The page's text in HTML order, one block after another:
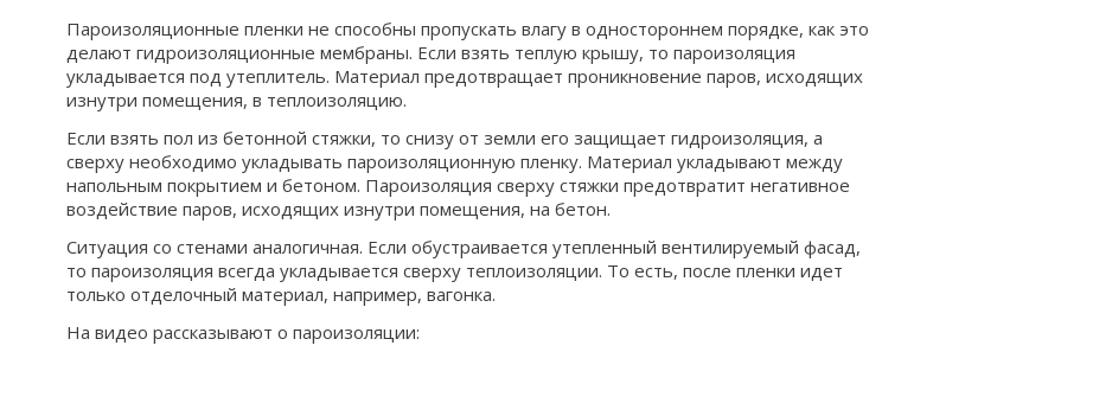
Пароизоляционные пленки не способны пропускать влагу в одностороннем порядке, как это
делают гидроизоляционные мембраны. Если взять теплую крышу, то пароизоляция
укладывается под утеплитель. Материал предотвращает проникновение паров, исходящих
изнутри помещения, в теплоизоляцию.
Если взять пол из бетонной стяжки, то снизу от земли его защищает гидроизоляция, а
сверху необходимо укладывать пароизоляционную пленку. Материал укладывают между
напольным покрытием и бетоном. Пароизоляция сверху стяжки предотвратит негативное
воздействие паров, исходящих изнутри помещения, на бетон.
Ситуация со стенами аналогичная. Если обустраивается утепленный вентилируемый фасад,
то пароизоляция всегда укладывается сверху теплоизоляции. То есть, после пленки идет
только отделочный материал, например, вагонка.
На видео рассказывают о пароизоляции: